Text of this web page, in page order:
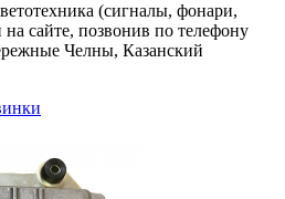
(сигналы, фонари,
сайте, позвонив по телефону
Челны, Казанский